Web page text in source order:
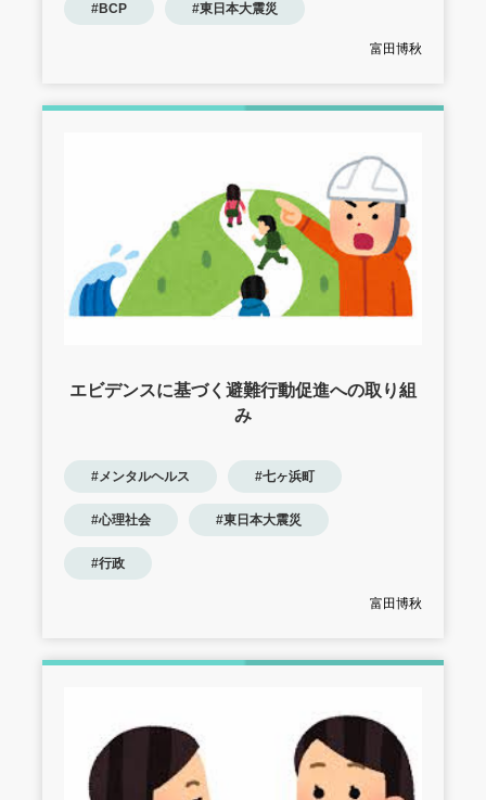
#BCP #東日本大震災
富田博秋
エビデンスに基づく避難行動促進への取り組
み
#メンタルヘルス #七ヶ浜町
#心理社会 #東日本大震災
#行政
富田博秋